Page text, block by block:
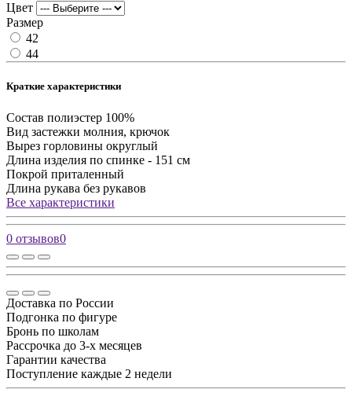
Цвет
Размер
42
44
Краткие характеристики
Состав полиэстер 100%
Вид застежки молния, крючок
Вырез горловины округлый
Длина изделия по спинке - 151 см
Покрой приталенный
Длина рукава без рукавов
Все характеристики
0 отзывов0
Доставка по России
Подгонка по фигуре
Бронь по школам
Рассрочка до 3-х месяцев
Гарантии качества
Поступление каждые 2 недели